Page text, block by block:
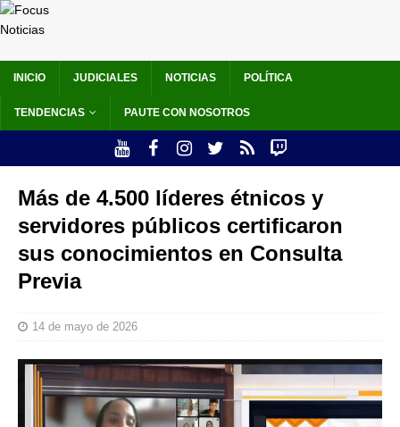
INICIO JUDICIALES NOTICIAS POLÍTICA
TENDENCIAS PAUTE CON NOSOTROS
Más de 4.500 líderes étnicos y
servidores públicos certificaron
sus conocimientos en Consulta
Previa
14 de mayo de 2026